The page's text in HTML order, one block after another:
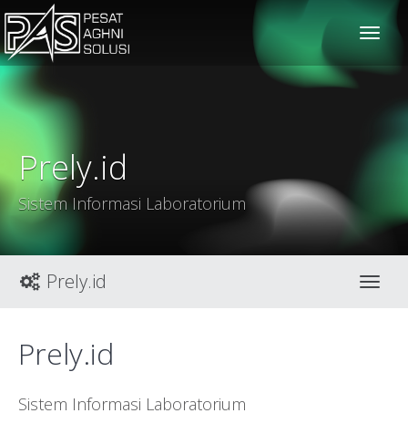
solusiteknis
Prely.id
Sistem Informasi Laboratorium
Prely.id
Prely.id
Sistem Informasi Laboratorium